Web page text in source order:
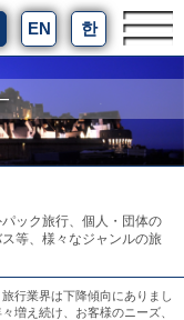
EN 한
ック旅行、個人・団体の
等、様々なジャンルの旅
行業界は下降傾向にありまし
増え続け、お客様のニーズ、